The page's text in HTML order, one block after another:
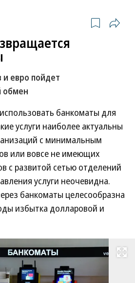
евро пойдет
обмен
банкоматы для
услуги наиболее актуальны
с минимальным
или вовсе не имеющих
с развитой сетью отделений
услуги неочевидна.
банкоматы целесообразна
избытка долларовой и
Развернуть